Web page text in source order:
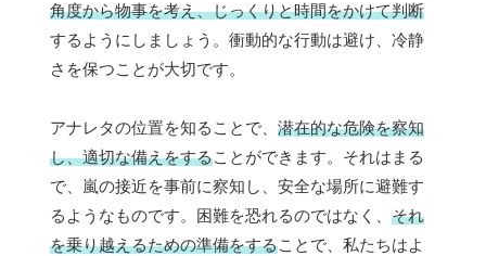
角度から物事を考え、じっくりと時間をかけて判断
するようにしましょう。衝動的な行動は避け、冷静
さを保つことが大切です。
アナレタの位置を知ることで、 潜在的な危険を察知
し、適切な備えをすることができます。それはまる
で、嵐の接近を事前に察知し、安全な場所に避難す
るようなものです。困難を恐れるのではなく、 それ
を乗り越えるための準備をすることで、私たちはよ